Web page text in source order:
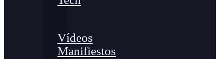
Vídeos
Manifiestos